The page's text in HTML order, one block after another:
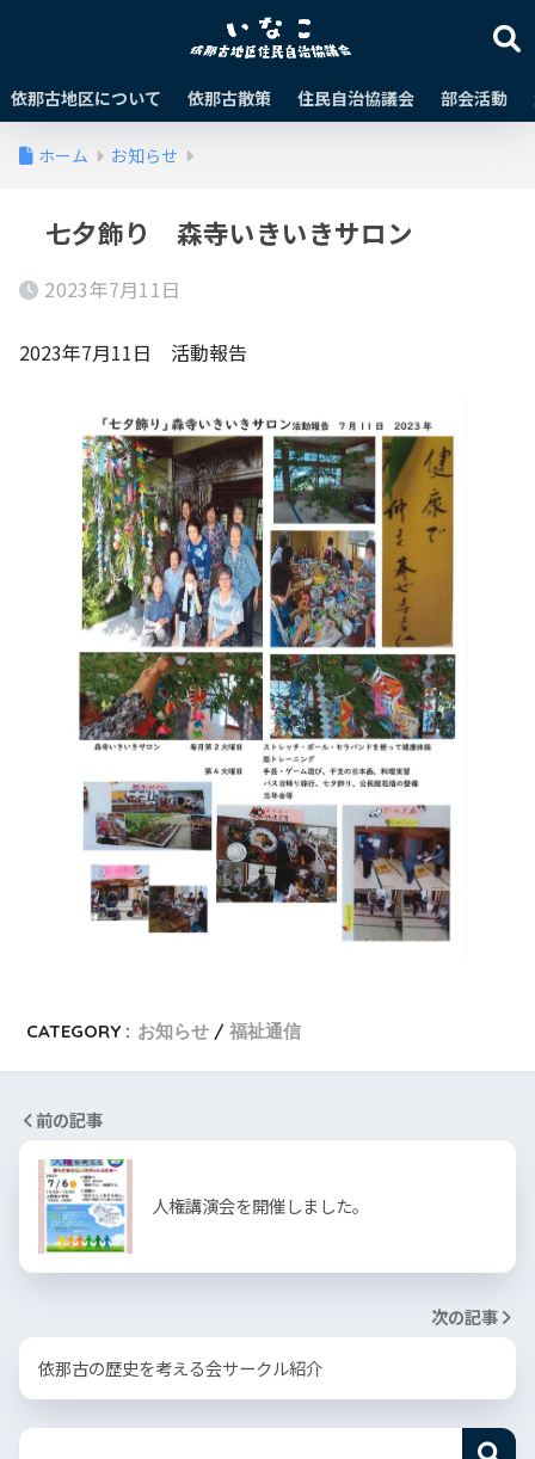
依那古地区について 依那古散策 住民自治協議会 部会活動
ホーム お知らせ
七夕飾り 森寺いきいきサロン
2023年7月11日
2023年7月11日 活動報告
CATEGORY : お知らせ 福祉通信
前の記事
人権講演会を開催しました。
次の記事
依那古の歴史を考える会サークル紹介